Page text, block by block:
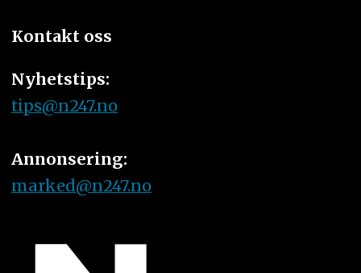
Kontakt oss
Nyhetstips:
tips@n247.no
Annonsering:
marked@n247.no